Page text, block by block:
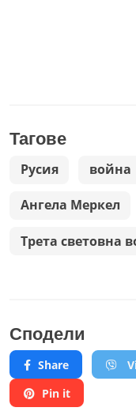
Тагове
Русия война
Ангела Меркел
Трета световна
Сподели
Share
Pin it